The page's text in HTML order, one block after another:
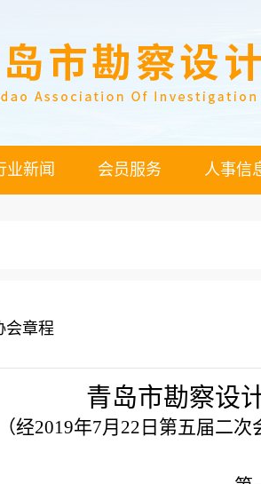
业新闻 会员服务 人事信
会章程
青岛市勘察设
（经2019年7月22日第五届二